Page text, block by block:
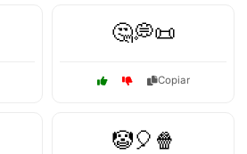
🤔💭📜
Copiar
🤡🎈🍿